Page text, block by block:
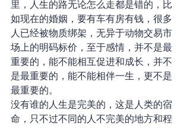
里，人生的路无论怎么走都是错的，比
如现在的婚姻，要有车有房有钱，很多
人已经被物质绑架，无异于动物交易市
场上的明码标价，至于感情，并不是最
重要的，能不能相互促进和成长，并不
是最重要的，能不能相伴一生，更不是
最重要的。
没有谁的人生是完美的，这是人类的宿
命，只不过不同的人不完美的地方和程